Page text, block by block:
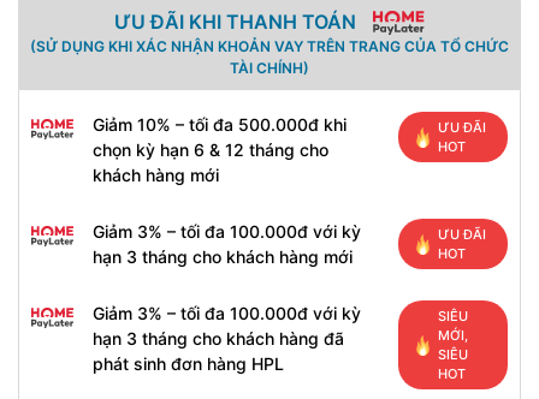
ƯU ĐÃI KHI THANH TOÁN
(SỬ DỤNG KHI XÁC NHẬN KHOẢN VAY TRÊN TRANG CỦA TỔ CHỨC
TÀI CHÍNH)
Giảm 10% – tối đa 500.000đ khi
chọn kỳ hạn 6 & 12 tháng cho
khách hàng mới
ƯU ĐÃI
HOT
Giảm 3% – tối đa 100.000đ với kỳ
hạn 3 tháng cho khách hàng mới
ƯU ĐÃI
HOT
Giảm 3% – tối đa 100.000đ với kỳ
hạn 3 tháng cho khách hàng đã
phát sinh đơn hàng HPL
SIÊU
MỚI,
SIÊU
HOT